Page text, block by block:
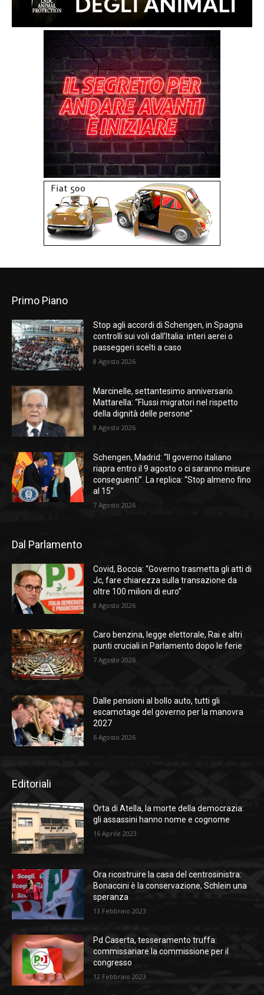
Primo Piano
Stop agli accordi di Schengen, in Spagna
controlli sui voli dall’Italia: interi aerei o
passeggeri scelti a caso
8 Agosto 2026
Marcinelle, settantesimo anniversario.
Mattarella: “Flussi migratori nel rispetto
della dignità delle persone”
8 Agosto 2026
Schengen, Madrid: “Il governo italiano
riapra entro il 9 agosto o ci saranno misure
conseguenti”. La replica: “Stop almeno fino
al 15”
7 Agosto 2026
Dal Parlamento
Covid, Boccia: “Governo trasmetta gli atti di
Jc, fare chiarezza sulla transazione da
oltre 100 milioni di euro”
8 Agosto 2026
Caro benzina, legge elettorale, Rai e altri
punti cruciali in Parlamento dopo le ferie
7 Agosto 2026
Dalle pensioni al bollo auto, tutti gli
escamotage del governo per la manovra
2027
6 Agosto 2026
Editoriali
Orta di Atella, la morte della democrazia:
gli assassini hanno nome e cognome
16 Aprile 2023
Ora ricostruire la casa del centrosinistra:
Bonaccini è la conservazione, Schlein una
speranza
13 Febbraio 2023
Pd Caserta, tesseramento truffa:
commissariare la commissione per il
congresso
12 Febbraio 2023